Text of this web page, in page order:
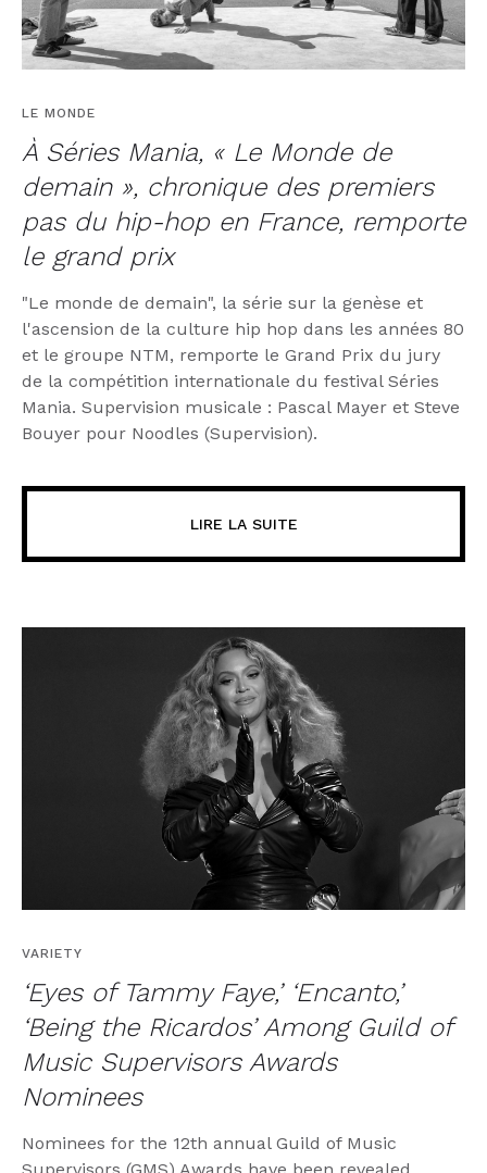
LE MONDE
À Séries Mania, « Le Monde de
demain », chronique des premiers
pas du hip-hop en France, remporte
le grand prix
"Le monde de demain", la série sur la genèse et
l'ascension de la culture hip hop dans les années 80
et le groupe NTM, remporte le Grand Prix du jury
de la compétition internationale du festival Séries
Mania. Supervision musicale : Pascal Mayer et Steve
Bouyer pour Noodles (Supervision).
LIRE LA SUITE
VARIETY
‘Eyes of Tammy Faye,’ ‘Encanto,’
‘Being the Ricardos’ Among Guild of
Music Supervisors Awards
Nominees
Nominees for the 12th annual Guild of Music